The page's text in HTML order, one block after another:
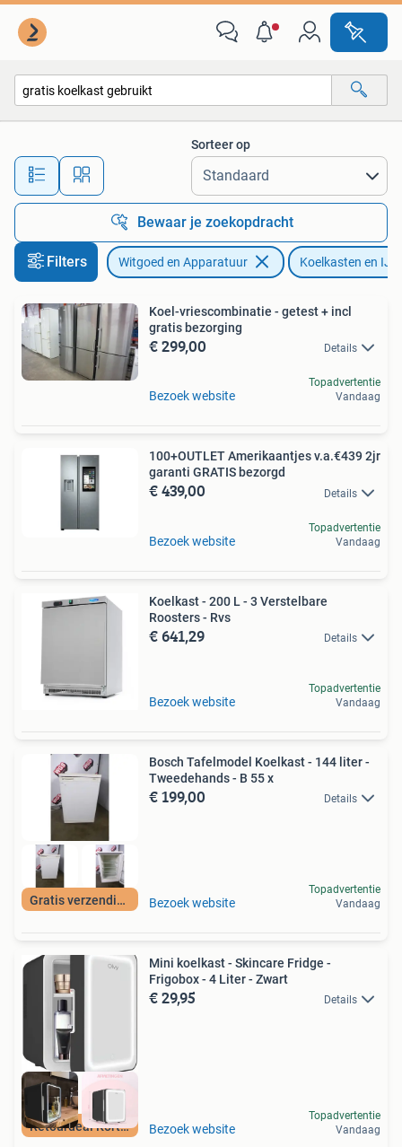
Alle afstanden…
Sorteer op
Bewaar je zoekopdracht
Filters Witgoed en Apparatuur Koelkasten en
Koel-vriescombinatie - getest + incl
gratis bezorging
€ 299,00 Details
Bezoek website
Topadvertentie
Vandaag
100+OUTLET Amerikaantjes v.a.€439 2jr
garanti GRATIS bezorgd
€ 439,00 Details
Bezoek website
Topadvertentie
Vandaag
Koelkast - 200 L - 3 Verstelbare
Roosters - Rvs
€ 641,29 Details
Bezoek website
Topadvertentie
Vandaag
Gratis verzending
Bosch Tafelmodel Koelkast - 144 liter -
Tweedehands - B 55 x
€ 199,00 Details
Bezoek website
Topadvertentie
Vandaag
Retourdeal Korting
Mini koelkast - Skincare Fridge -
Frigobox - 4 Liter - Zwart
€ 29,95 Details
Bezoek website
Topadvertentie
Vandaag